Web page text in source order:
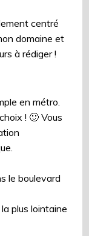
centré
domaine et
à rédiger !
en métro.
! 🙂 Vous
le boulevard
plus lointaine